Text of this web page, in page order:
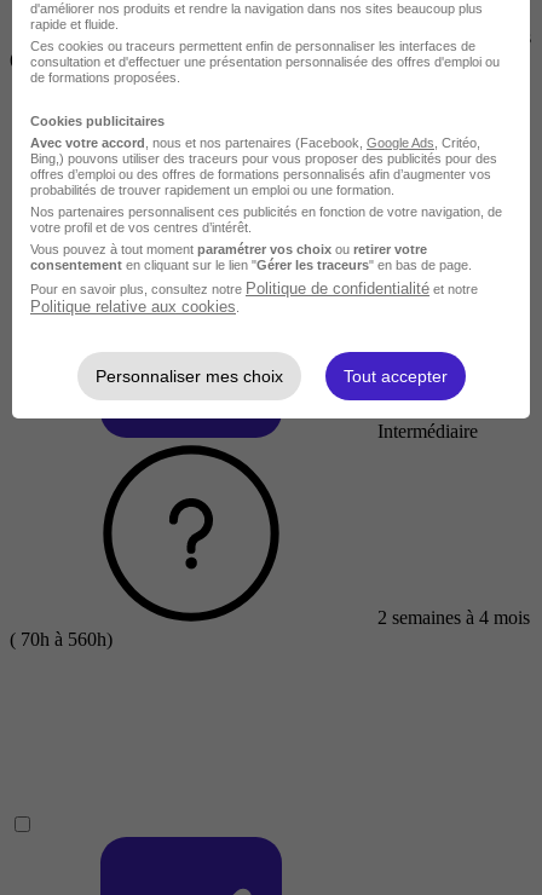
2 jours à 2 semaines
(14h à 70h)
Intermédiaire
2 semaines à 4 mois
( 70h à 560h)
d'améliorer nos produits et rendre la navigation dans nos sites beaucoup plus
rapide et fluide.
Ces cookies ou traceurs permettent enfin de personnaliser les interfaces de
consultation et d'effectuer une présentation personnalisée des offres d'emploi ou
de formations proposées.
Cookies publicitaires
Avec votre accord , nous et nos partenaires (Facebook, Google Ads , Critéo,
Bing,) pouvons utiliser des traceurs pour vous proposer des publicités pour des
offres d’emploi ou des offres de formations personnalisés afin d’augmenter vos
probabilités de trouver rapidement un emploi ou une formation.
Nos partenaires personnalisent ces publicités en fonction de votre navigation, de
votre profil et de vos centres d’intérêt.
Vous pouvez à tout moment paramétrer vos choix ou retirer votre
consentement en cliquant sur le lien "Gérer les traceurs" en bas de page.
Pour en savoir plus, consultez notre Politique de confidentialité et notre
Politique relative aux cookies
Personnaliser mes choix Tout accepter